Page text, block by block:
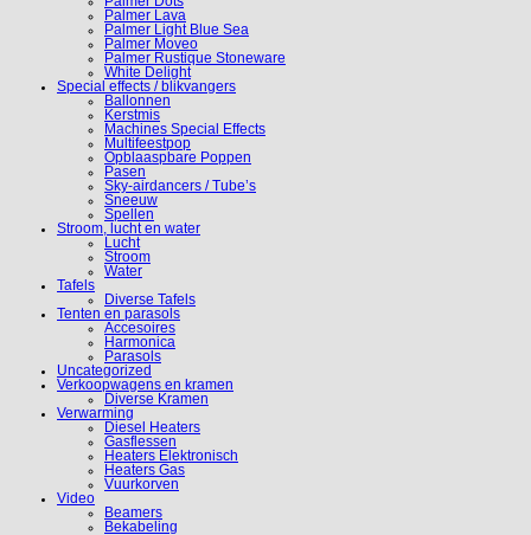
Palmer Lava
Palmer Light Blue Sea
Palmer Moveo
Palmer Rustique Stoneware
White Delight
Special effects / blikvangers
Ballonnen
Kerstmis
Machines Special Effects
Multifeestpop
Opblaaspbare Poppen
Pasen
Sky-airdancers / Tube’s
Sneeuw
Spellen
Stroom, lucht en water
Lucht
Stroom
Water
Tafels
Diverse Tafels
Tenten en parasols
Accesoires
Harmonica
Parasols
Uncategorized
Verkoopwagens en kramen
Diverse Kramen
Verwarming
Diesel Heaters
Gasflessen
Heaters Elektronisch
Heaters Gas
Vuurkorven
Video
Beamers
Bekabeling